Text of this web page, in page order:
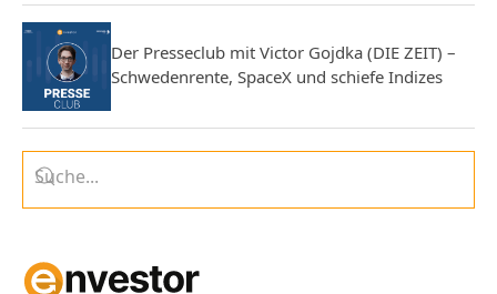
Der Presseclub mit Victor Gojdka (DIE ZEIT) –
Schwedenrente, SpaceX und schiefe Indizes